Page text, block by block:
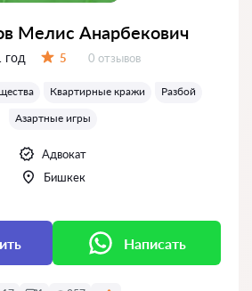
Мелис Анарбекович
год 5 Отзывов:
0 отзывов
Квартирные кражи
Разбой
Азартные игры
Адвокат
Бишкек
Написать